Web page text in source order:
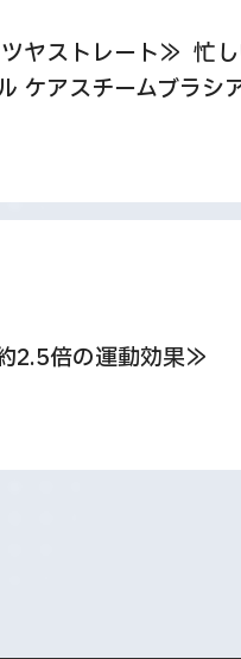
ヤストレート≫ 忙
ケアスチームブラシ
2.5倍の運動効果≫